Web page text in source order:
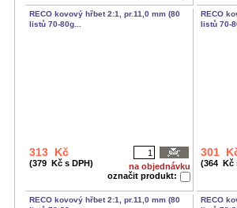
RECO kovový hřbet 2:1, pr.11,0 mm (80
listů 70-80g...
na objednávku
označit produkt:
313 Kč
(379 Kč s DPH)
RECO
listů 70-
301
(364 Kč
RECO kovový hřbet 2:1, pr.11,0 mm (80
RECO